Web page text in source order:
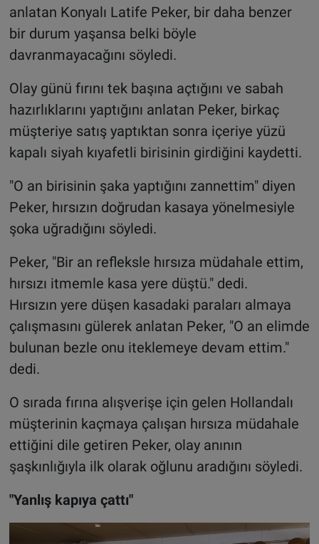
anlatan Konyalı Latife Peker, bir daha benzer
bir durum yaşansa belki böyle
davranmayacağını söyledi.
Olay günü fırını tek başına açtığını ve sabah
hazırlıklarını yaptığını anlatan Peker, birkaç
müşteriye satış yaptıktan sonra içeriye yüzü
kapalı siyah kıyafetli birisinin girdiğini kaydetti.
"O an birisinin şaka yaptığını zannettim" diyen
Peker, hırsızın doğrudan kasaya yönelmesiyle
şoka uğradığını söyledi.
Peker, "Bir an refleksle hırsıza müdahale ettim,
hırsızı itmemle kasa yere düştü." dedi.
Hırsızın yere düşen kasadaki paraları almaya
çalışmasını gülerek anlatan Peker, "O an elimde
bulunan bezle onu iteklemeye devam ettim."
dedi.
O sırada fırına alışverişe için gelen Hollandalı
müşterinin kaçmaya çalışan hırsıza müdahale
ettiğini dile getiren Peker, olay anının
şaşkınlığıyla ilk olarak oğlunu aradığını söyledi.
"Yanlış kapıya çattı"